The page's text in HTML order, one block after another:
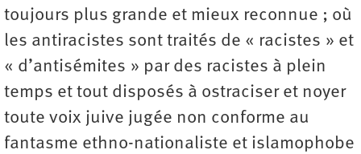
toujours plus grande et mieux reconnue ; où
les antiracistes sont traités de « racistes » et
« d’antisémites » par des racistes à plein
temps et tout disposés à ostraciser et noyer
toute voix juive jugée non conforme au
fantasme ethno-nationaliste et islamophobe